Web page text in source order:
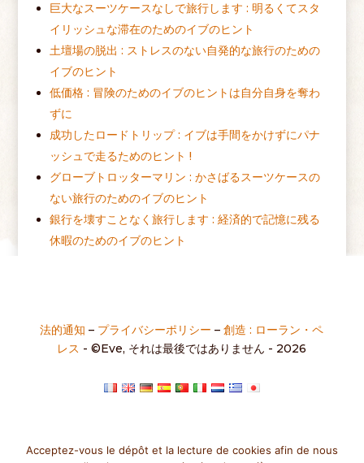
巨大なスーツケースなしで旅行します : 明るくてスタ
イリッシュな滞在のためのイブのヒント
土壇場の脱出 : ストレスのない自発的な旅行のための
イブのヒント
低価格 : 冒険のためのイブのヒントは自分自身を奪わ
ずに
成功したロードトリップ : イブは手間をかけずにパナ
ッシュで走るためのヒント !
グローブトロッターマリン : かさばるスーツケースの
ない旅行のためのイブのヒント
銀行を壊すことなく旅行します : 経済的で記憶に残る
休暇のためのイブのヒント
ル ?)
法的通知 – プライバシーポリシー –創造 : ローラン・ペ
レス - ©Eve, それは最後ではありません - 2026
Acceptez-vous le dépôt et la lecture de cookies afin de nous